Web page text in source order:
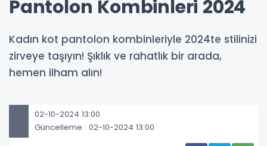
Pantolon Kombinleri 2024
Kadın kot pantolon kombinleriyle 2024te stilinizi
zirveye taşıyın! Şıklık ve rahatlık bir arada,
hemen ilham alın!
02-10-2024 13:00
Güncelleme : 02-10-2024 13:00